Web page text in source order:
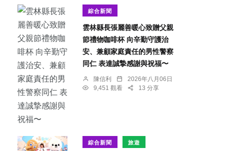
綜合新聞
雲林縣長張麗善暖心致贈父親
節禮物咖啡杯 向辛勤守護治
安、兼顧家庭責任的男性警察
同仁 表達誠摯感謝與祝福〜
陳信利
2026年八月06日
9,451 觀看
13 分享
綜合新聞 旅遊